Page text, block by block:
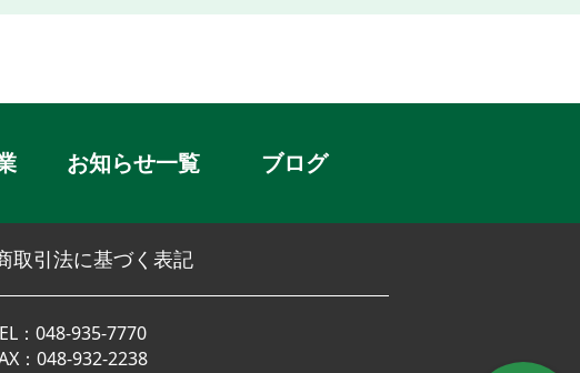
お知らせ一覧 ブログ
取引法に基づく表記
：048-935-7770
：048-932-2238